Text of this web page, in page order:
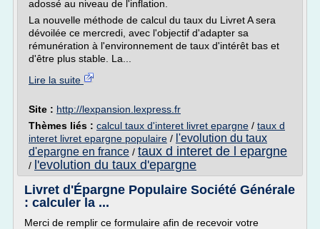
adossé au niveau de l'inflation.
La nouvelle méthode de calcul du taux du Livret A sera
dévoilée ce mercredi, avec l'objectif d'adapter sa
rémunération à l'environnement de taux d'intérêt bas et
d'être plus stable. La...
Lire la suite
Site : http://lexpansion.lexpress.fr
Thèmes liés : calcul taux d'interet livret epargne / taux d
interet livret epargne populaire / l'evolution du taux
d'epargne en france / taux d interet de l epargne
/ l'evolution du taux d'epargne
Livret d'Épargne Populaire Société Générale
: calculer la ...
Merci de remplir ce formulaire afin de recevoir votre